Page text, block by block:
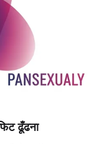
ढूँढना